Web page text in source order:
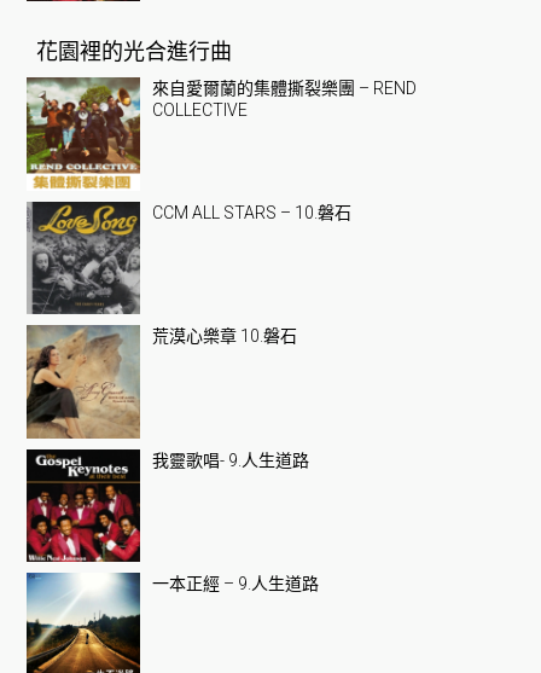
花園裡的光合進行曲
來自愛爾蘭的集體撕裂樂團 – REND
COLLECTIVE
CCM ALL STARS – 10.磐石
荒漠心樂章 10.磐石
我靈歌唱- 9.人生道路
一本正經 – 9.人生道路